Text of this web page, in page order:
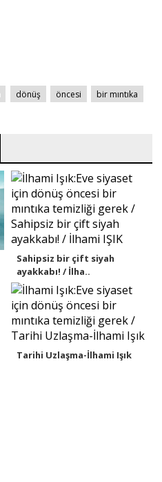
dönüş öncesi
bir mıntıka
Sahipsiz bir çift siyah
ayakkabı! / İlha..
Tarihi Uzlaşma-İlhami Işık